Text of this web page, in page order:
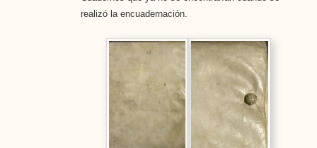
realizó la encuadernación.